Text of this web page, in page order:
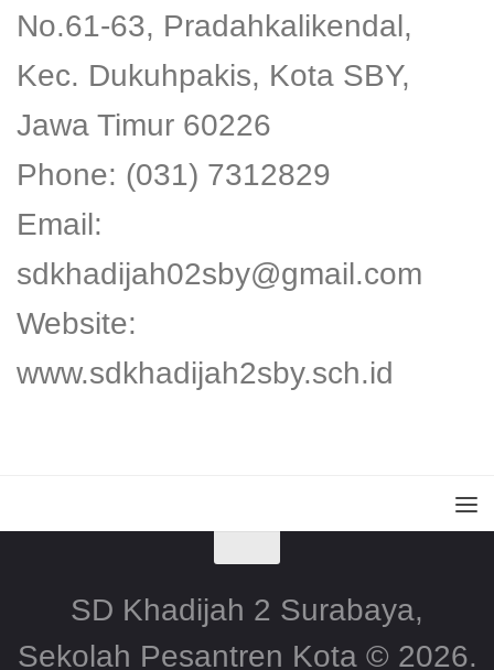
No.61-63, Pradahkalikendal,
Kec. Dukuhpakis, Kota SBY,
Jawa Timur 60226
Phone: (031) 7312829
Email:
sdkhadijah02sby@gmail.com
Website:
www.sdkhadijah2sby.sch.id
SD Khadijah 2 Surabaya,
Sekolah Pesantren Kota © 2026.